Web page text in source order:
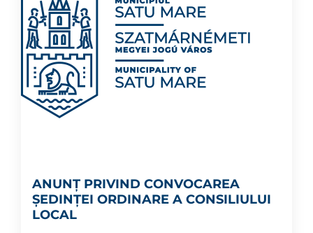
ANUNȚ PRIVIND CONVOCAREA
ȘEDINȚEI ORDINARE A CONSILIULUI
LOCAL